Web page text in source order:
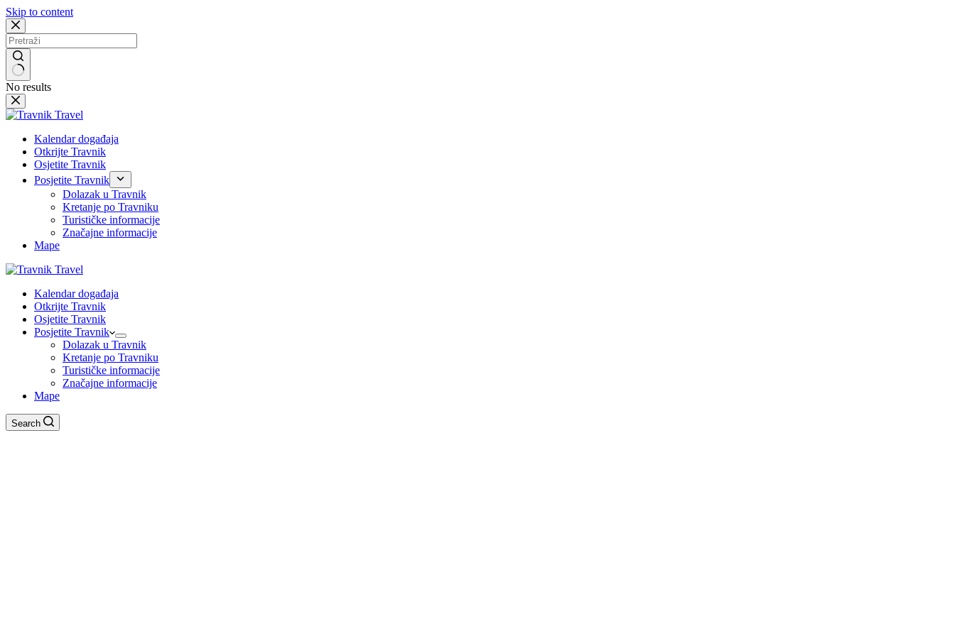
Skip to content
No results
Kalendar događaja
Otkrijte Travnik
Osjetite Travnik
Posjetite Travnik
Dolazak u Travnik
Kretanje po Travniku
Turističke informacije
Značajne informacije
Mape
Kalendar događaja
Otkrijte Travnik
Osjetite Travnik
Posjetite Travnik
Dolazak u Travnik
Kretanje po Travniku
Turističke informacije
Značajne informacije
Mape
Search